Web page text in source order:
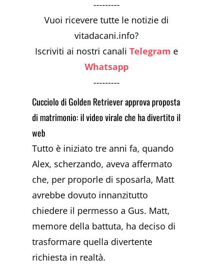
---------
Vuoi ricevere tutte le notizie di
vitadacani.info?
Iscriviti ai nostri canaliTelegram e
Whatsapp
---------
Cucciolo di Golden Retriever approva proposta
di matrimonio: il video virale che ha divertito il
web
Tutto è iniziato tre anni fa, quando
Alex, scherzando, aveva affermato
che, per proporle di sposarla, Matt
avrebbe dovuto innanzitutto
chiedere il permesso a Gus. Matt,
memore della battuta, ha deciso di
trasformare quella divertente
richiesta in realtà.